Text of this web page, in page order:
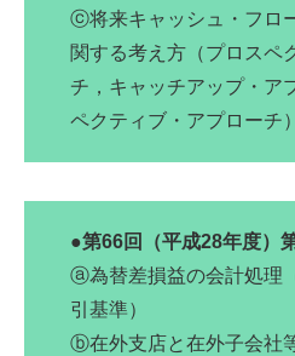
ⓒ将来キャッシュ・フロ
関する考え方（プロスペ
チ，キャッチアップ・ア
ペクティブ・アプローチ）
●第66回（平成28年度）
ⓐ為替差損益の会計処理
引基準）
ⓑ在外支店と在外子会社